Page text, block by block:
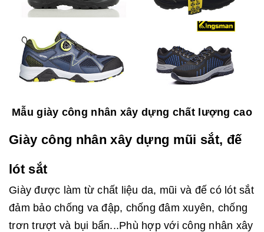
Mẫu giày công nhân xây dựng chất lượng cao
Giày công nhân xây dựng mũi sắt, đế
lót sắt
Giày được làm từ chất liệu da, mũi và đế có lót sắt
đảm bảo chống va đập, chống đâm xuyên, chống
trơn trượt và bụi bẩn...Phù hợp với công nhân xây